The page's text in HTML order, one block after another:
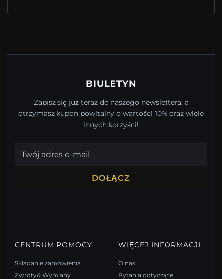
BIULETYN
Zapisz się już teraz do naszego newslettera, a
otrzymasz kupon powitalny o wartości 10% oraz wiele
innych korzyści!
DOŁĄCZ
CENTRUM POMOCY
Składanie zamówienia
Zwroty& Wymiany
WIĘCEJ INFORMACJI
O nas
Pytania dotyczące